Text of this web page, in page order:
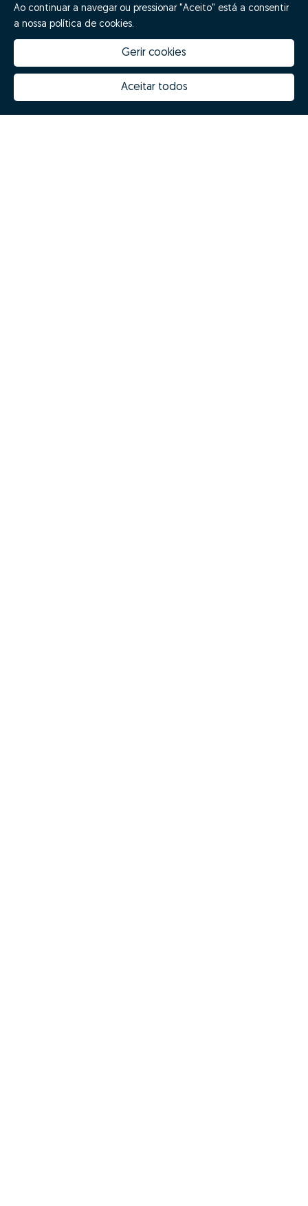
Ao continuar a navegar ou pressionar "Aceito" está a consentir
a nossa política de cookies.
Gerir cookies
Aceitar todos